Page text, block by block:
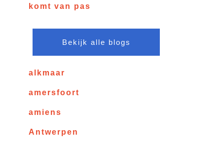
komt van pas
Bekijk alle blogs
alkmaar
amersfoort
amiens
Antwerpen